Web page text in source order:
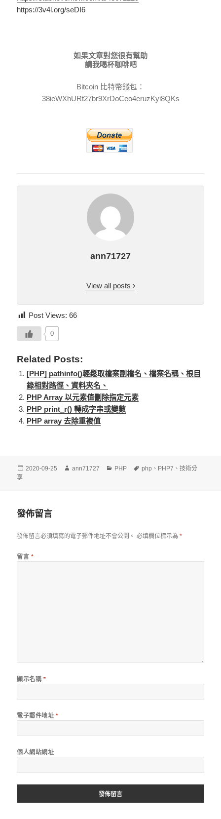
https://3v4l.org/seDI6
如果文章對您很有幫助
請我喝杯咖啡吧
Bitcoin 比特幣錢包：
38ieWXhURt27br9XrDoCeo4eruzKyi8QKs
ann71727
View all posts
Post Views: 66
0
Related Posts:
[PHP] pathinfo()輕鬆取檔案副檔名、檔案名稱、根目
錄相對路徑、資料夾名、
PHP Array 以元素值刪除指定元素
PHP print_r() 轉成字串或變數
PHP array 去除重複值
發
2020-09-25
作
ann71727
分
PHP
標
php 、 PHP7 、技術分
享
發佈留言
發佈留言必須填寫的電子郵件地址不會公開。 必填欄位標示為*
留言 *
顯示名稱 *
電子郵件地址 *
個人網站網址